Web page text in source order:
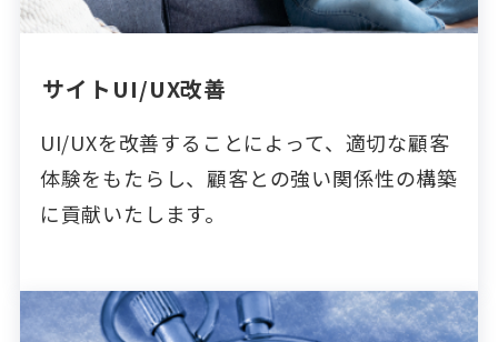
サイトUI/UX改善
UI/UXを改善することによって、適切な顧客
体験をもたらし、顧客との強い関係性の構築
に貢献いたします。